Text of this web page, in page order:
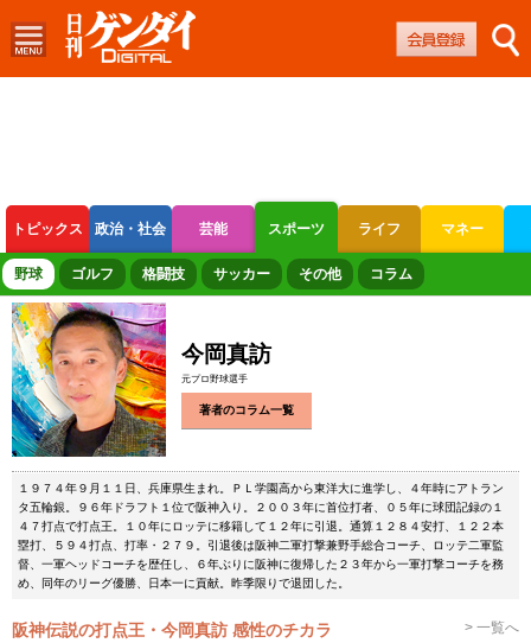
トピックス 政治・社会 芸能 スポーツ ライフ マネー
ボートレース 競輪 オートレース
野球 ゴルフ 格闘技 サッカー その他 コラム
今岡真訪
元プロ野球選手
著者のコラム一覧
１９７４年９月１１日、兵庫県生まれ。ＰＬ学園高から東洋大に進学し、４年時にアトラン
タ五輪銀。９６年ドラフト１位で阪神入り。２００３年に首位打者、０５年に球団記録の１
４７打点で打点王。１０年にロッテに移籍して１２年に引退。通算１２８４安打、１２２本
塁打、５９４打点、打率・２７９。引退後は阪神二軍打撃兼野手総合コーチ、ロッテ二軍監
督、一軍ヘッドコーチを歴任し、６年ぶりに阪神に復帰した２３年から一軍打撃コーチを務
め、同年のリーグ優勝、日本一に貢献。昨季限りで退団した。
阪神伝説の打点王・今岡真訪 感性のチカラ > 一覧へ